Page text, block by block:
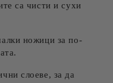
са чисти и сухи
ножици за по-
слоеве, за да